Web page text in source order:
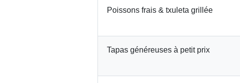
Poissons frais & txuleta grillée
Tapas généreuses à petit prix